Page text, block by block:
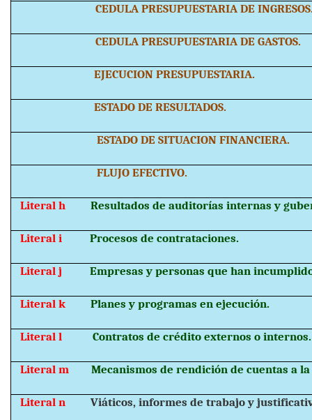
CEDULA PRESUPUESTARIA DE
CEDULA PRESUPUESTARIA DE GASTOS.
EJECUCION PRESUPUESTARIA.
ESTADO DE RESULTADOS.
ESTADO DE SITUACION FINANCIERA.
FLUJO EFECTIVO.
Literal h Resultados de auditorías internas y
Literal i Procesos de contrataciones.
Literal j Empresas y personas que han
Literal k Planes y programas en ejecución.
Literal l Contratos de crédito externos o internos.
Literal m Mecanismos de rendición de cuentas a
Literal n Viáticos, informes de trabajo y